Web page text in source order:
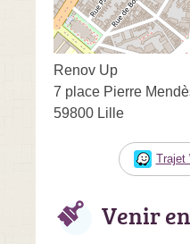
Renov Up
7 place Pierre
59800 Lille
Trajet
Venir